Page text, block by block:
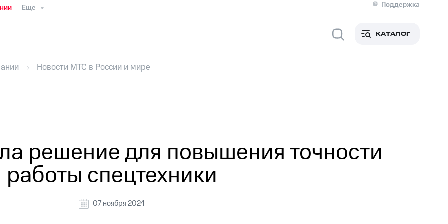
Еще
Поддержка
Медиа-центр
ИнтервьюФинансовая отчетностьКонтактыПригласить спикера
секретарьРаскрытие информации
кабинет акционераАкционерный капиталКонтроль и аудитРынок акций
КАТАЛОГ
Новости МТС в России и мире
решение для повышения точности
работы спецтехники
07 ноября 2024